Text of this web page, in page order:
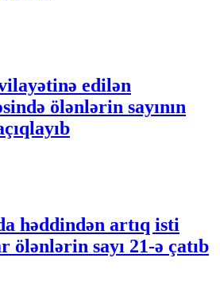
edilən
ölənlərin sayının
həddindən artıq isti
ölənlərin sayı 21-ə çatıb